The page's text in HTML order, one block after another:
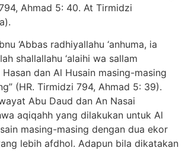
Ahmad 5: 40. At Tirmidzi
‘Abbas radhiyallahu ‘anhuma, ia
shallallahu ‘alaihi wa sallam
dan Al Husain masing-masing
(HR. Tirmidzi 794, Ahmad 5: 39).
Abu Daud dan An Nasai
aqiqahh yang dilakukan untuk Al
masing-masing dengan dua ekor
lebih afdhol. Adapun bila dikatakan